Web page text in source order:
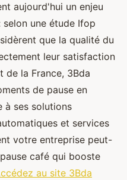
aujourd'hui un enjeu
une étude Ifop
que la qualité du
leur satisfaction
de la France, 3Bda
de pause en
à ses solutions
et services
votre entreprise peut-
café qui booste
au site 3Bda